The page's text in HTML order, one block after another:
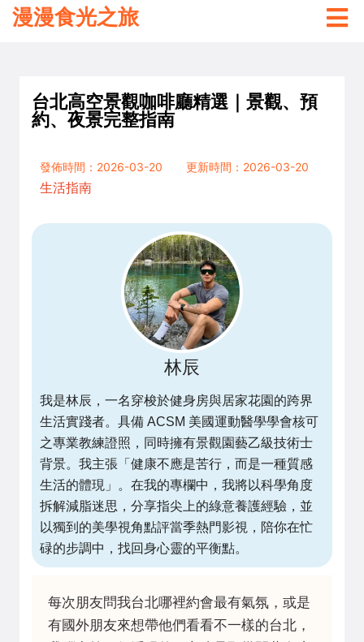
漫漫食光之旅
台北高空景觀咖啡廳精選｜景觀、預
約、夜景完整指南
發佈時間：2026-03-20
更新時間：2026-03-20
生活指南
林辰
我是林辰，一名穿梭於健身房與居家花園的跨界
生活實踐者。具備 ACSM 美國運動醫學學會核可
之專業教練證照，同時擁有景觀園藝乙級技術士
背景。我主張「健康不應是苦行，而是一種質感
生活的體現」。在我的專欄中，我將以科學角度
拆解減脂迷思，分享指尖上的綠意養護經驗，並
以獨到的美學視角點評當季熱門影視，陪你在忙
碌的步調中，找回身心靈的平衡點。
每次朋友問我台北哪裡約會最有氣氛，或是
有國外朋友來想帶他們看看不一樣的台北，